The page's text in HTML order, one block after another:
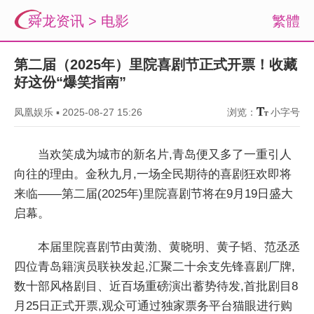
繁體
舜龙资讯 > 电影
第二届（2025年）里院喜剧节正式开票！收藏
好这份“爆笑指南”
凤凰娱乐 ▪ 2025-08-27 15:26 浏览： 小字号
当欢笑成为城市的新名片,青岛便又多了一重引人
向往的理由。金秋九月,一场全民期待的喜剧狂欢即将
来临——第二届(2025年)里院喜剧节将在9月19日盛大
启幕。
本届里院喜剧节由黄渤、黄晓明、黄子韬、范丞丞
四位青岛籍演员联袂发起,汇聚二十余支先锋喜剧厂牌,
数十部风格剧目、近百场重磅演出蓄势待发,首批剧目8
月25日正式开票,观众可通过独家票务平台猫眼进行购